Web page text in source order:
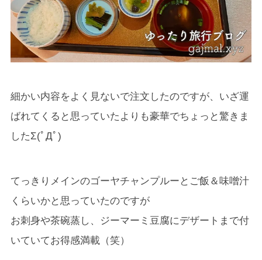
細かい内容をよく見ないで注文したのですが、いざ運
ばれてくると思っていたよりも豪華でちょっと驚きま
したΣ(ﾟДﾟ)
てっきりメインのゴーヤチャンプルーとご飯＆味噌汁
くらいかと思っていたのですが
お刺身や茶碗蒸し、ジーマーミ豆腐にデザートまで付
いていてお得感満載（笑）